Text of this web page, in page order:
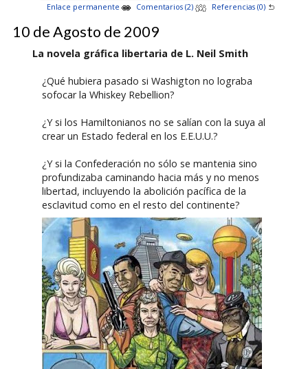
Enlace permanente Comentarios (2) Referencias (0)
10 de Agosto de 2009
La novela gráfica libertaria de L. Neil Smith
¿Qué hubiera pasado si Washigton no lograba
sofocar la Whiskey Rebellion?
¿Y si los Hamiltonianos no se salían con la suya al
crear un Estado federal en los E.E.U.U.?
¿Y si la Confederación no sólo se mantenia sino
profundizaba caminando hacia más y no menos
libertad, incluyendo la abolición pacífica de la
esclavitud como en el resto del continente?